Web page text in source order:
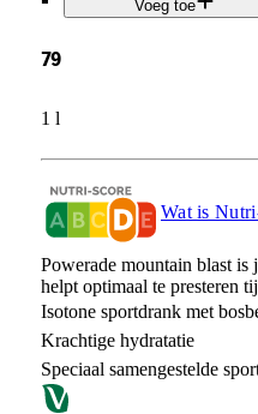
79
1 l
Voeg toe
Wat is
Powerade mountain blast
helpt optimaal te presteren
Isotone sportdrank met
Krachtige hydratatie
Speciaal samengestelde